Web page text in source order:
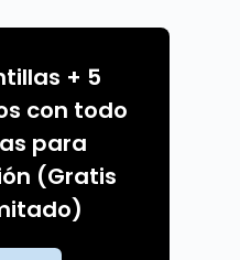
+ 5
con todo
para
(Gratis